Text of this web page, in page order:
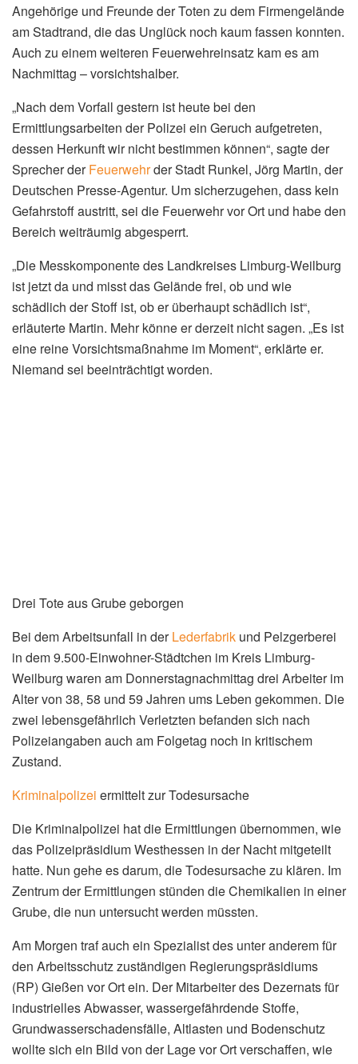
Angehörige und Freunde der Toten zu dem Firmengelände
am Stadtrand, die das Unglück noch kaum fassen konnten.
Auch zu einem weiteren Feuerwehreinsatz kam es am
Nachmittag – vorsichtshalber.
„Nach dem Vorfall gestern ist heute bei den
Ermittlungsarbeiten der Polizei ein Geruch aufgetreten,
dessen Herkunft wir nicht bestimmen können“, sagte der
Sprecher derFeuerwehrder Stadt Runkel, Jörg Martin, der
Deutschen Presse-Agentur. Um sicherzugehen, dass kein
Gefahrstoff austritt, sei die Feuerwehr vor Ort und habe den
Bereich weiträumig abgesperrt.
„Die Messkomponente des Landkreises Limburg-Weilburg
ist jetzt da und misst das Gelände frei, ob und wie
schädlich der Stoff ist, ob er überhaupt schädlich ist“,
erläuterte Martin. Mehr könne er derzeit nicht sagen. „Es ist
eine reine Vorsichtsmaßnahme im Moment“, erklärte er.
Niemand sei beeinträchtigt worden.
Drei Tote aus Grube geborgen
Bei dem Arbeitsunfall in derLederfabrik und Pelzgerberei
in dem 9.500-Einwohner-Städtchen im Kreis Limburg-
Weilburg waren am Donnerstagnachmittag drei Arbeiter im
Alter von 38, 58 und 59 Jahren ums Leben gekommen. Die
zwei lebensgefährlich Verletzten befanden sich nach
Polizeiangaben auch am Folgetag noch in kritischem
Zustand.
Kriminalpolizei ermittelt zur Todesursache
Die Kriminalpolizei hat die Ermittlungen übernommen, wie
das Polizeipräsidium Westhessen in der Nacht mitgeteilt
hatte. Nun gehe es darum, die Todesursache zu klären. Im
Zentrum der Ermittlungen stünden die Chemikalien in einer
Grube, die nun untersucht werden müssten.
Am Morgen traf auch ein Spezialist des unter anderem für
den Arbeitsschutz zuständigen Regierungspräsidiums
(RP) Gießen vor Ort ein. Der Mitarbeiter des Dezernats für
industrielles Abwasser, wassergefährdende Stoffe,
Grundwasserschadensfälle, Altlasten und Bodenschutz
wollte sich ein Bild von der Lage vor Ort verschaffen, wie